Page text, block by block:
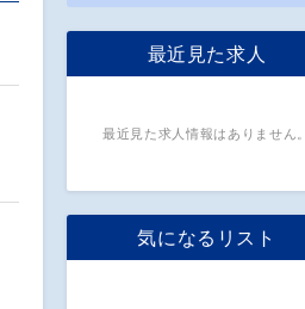
最近見た求人
最近見た求人情報はありません。
気になるリスト